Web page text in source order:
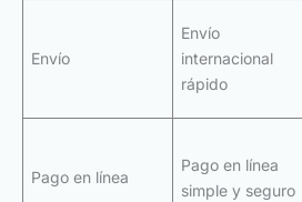
Envío
Envío
internacional
rápido
Pago en línea
Pago en línea
simple y seguro